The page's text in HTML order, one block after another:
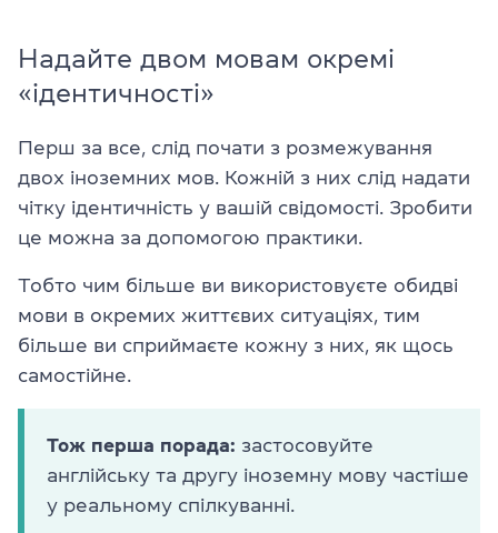
Надайте двом мовам окремі
«ідентичності»
Перш за все, слід почати з розмежування
двох іноземних мов. Кожній з них слід надати
чітку ідентичність у вашій свідомості. Зробити
це можна за допомогою практики.
Тобто чим більше ви використовуєте обидві
мови в окремих життєвих ситуаціях, тим
більше ви сприймаєте кожну з них, як щось
самостійне.
Тож перша порада: застосовуйте
англійську та другу іноземну мову частіше
у реальному спілкуванні.